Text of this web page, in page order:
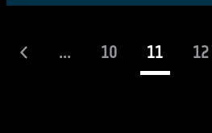
... 10 11(laufend)
12